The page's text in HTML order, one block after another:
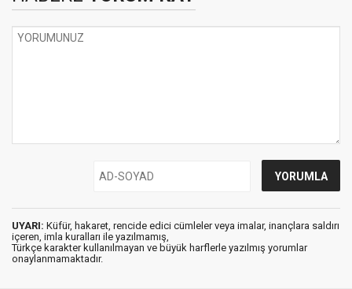
UYARI: Küfür, hakaret, rencide edici cümleler veya imalar, inançlara saldırı
içeren, imla kuralları ile yazılmamış,
Türkçe karakter kullanılmayan ve büyük harflerle yazılmış yorumlar
onaylanmamaktadır.